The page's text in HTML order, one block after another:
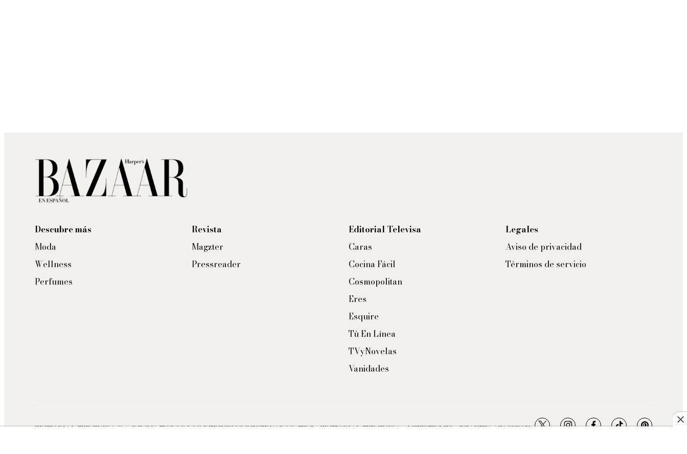
Descubre más
Moda
Wellness
Perfumes
Revista
Magzter
Pressreader
Editorial Televisa
Caras
Cocina Fácil
Cosmopolitan
Eres
Esquire
Tú En Línea
TVyNovelas
Vanidades
Legales
Aviso de privacidad
Términos de servicio
EDITORIAL TELEVISA S.A. DE C.V. TODOS LOS DERECHOS RESERVADOS. TBG - EDITORIAL TELEVISA - LIFESTYLES - BEAUTY / FASHION twitterinstagramfacebooktiktokpinterest